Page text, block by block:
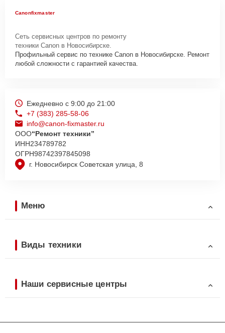
Canonfixmaster
Сеть сервисных центров по ремонту
техники Canon в Новосибирске.
Профильный сервис по технике Canon в Новосибирске. Ремонт
любой сложности с гарантией качества.
г. Новосибирск Советская улица, 8
Ежедневно с 9:00 до 21:00
+7 (383) 285-58-06
info@canon-fixmaster.ru
ООО“Ремонт техники”
ИНН234789782
ОГРН98742397845098
Меню
Виды техники
Наши сервисные центры